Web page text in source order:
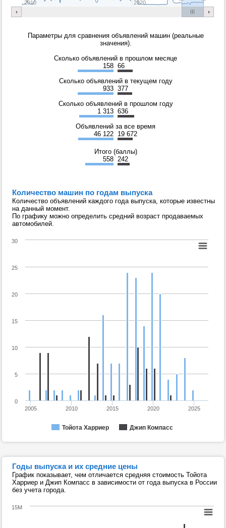
2010 2020
Параметры для сравнения объявлений машин (реальные
значения).
Сколько объявлений в прошлом месяце
158 66
Сколько объявлений в текущем году
933 377
Сколько объявлений в прошлом году
1 313 636
Объявлений за все время
46 122 19 672
Итого (баллы)
558 242
Количество машин по годам выпуска
Количество объявлений каждого года выпуска, которые известны
на данный момент.
По графику можно определить средний возраст продаваемых
автомобилей.
Тойота Харриер Джип Компасс
2005 2010 2015 2020 2025
0
5
10
15
20
25
30
Годы выпуска и их средние цены
График показывает, чем отличается средняя стоимость Тойота
Харриер и Джип Компасс в зависимости от года выпуска в России
без учета города.
15M